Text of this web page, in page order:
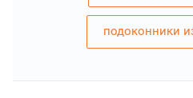
подоконники